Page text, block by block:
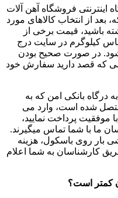
فروشگاه آهن آلات
از انتخاب کالاهای مورد
باشید، قیمت برخی از
کیلوگرم در سایت درج
در صورت صحیح بودن
که قصد دارید سفارش خود
بانکی امن که به
متصل شده است، وارد می
پرداخت نمایید،
ما با شما تماس میگیرند.
روی باسکول، هزینه
کارشناسان به شما اعلام
کمتر است؟